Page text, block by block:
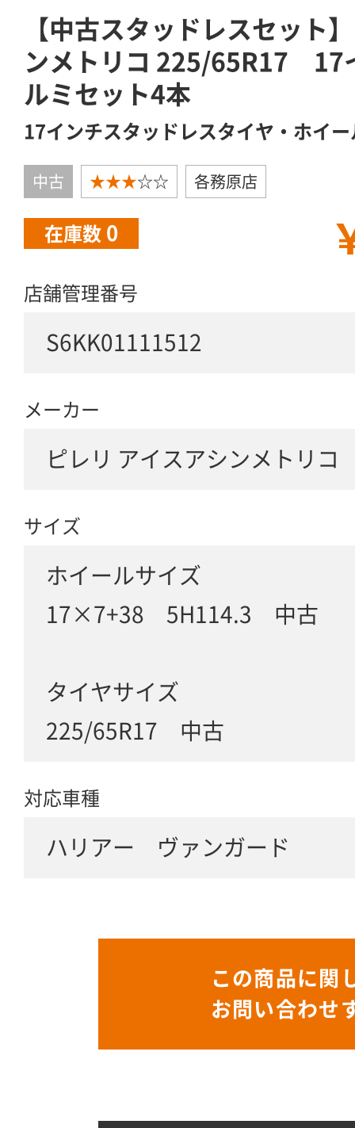
【中古スタッドレスセット
ンメトリコ 225/65R17 17
ルミセット4本
17インチスタッドレスタイヤ・ホイ
中古 ★★★☆☆ 各務原店
在庫数 0
店舗管理番号
S6KK01111512
メーカー
ピレリ アイスアシンメトリ
サイズ
ホイールサイズ
17×7+38 5H114.3 中古
タイヤサイズ
225/65R17 中古
対応車種
ハリアー ヴァンガード
この商品に関
お問い合わせ